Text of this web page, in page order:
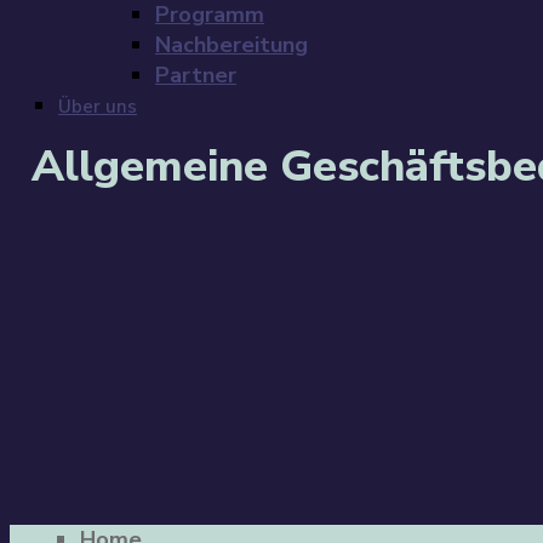
Programm
Nachbereitung
Partner
Über uns
Allgemeine